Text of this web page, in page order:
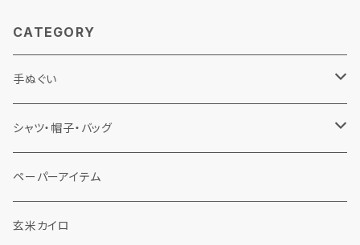
CATEGORY
手ぬぐい
佐渡手ぬぐい
春夏秋冬
フレブル手ぬぐい
シャツ・帽子・バッグ
手ぬぐい鯉口シャツ
くらげ帽子
くらげ帽子
ペーパーアイテム
玄米カイロ